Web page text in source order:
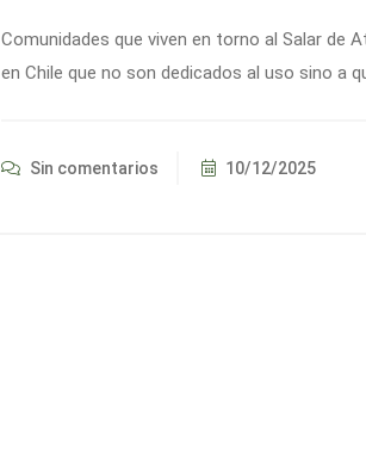
Comunidades que viven en torno al Salar de
en Chile que no son dedicados al uso sino a
Sin comentarios 10/12/2025